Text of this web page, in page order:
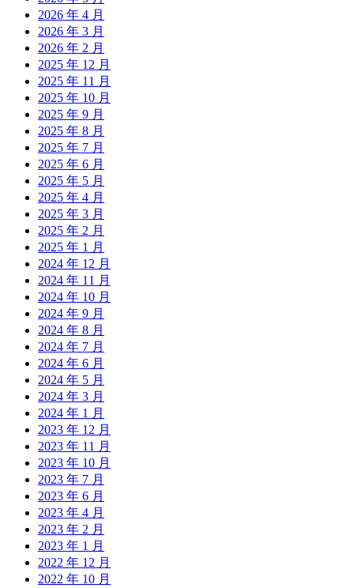
2026 年 4 月
2026 年 3 月
2026 年 2 月
2025 年 12 月
2025 年 11 月
2025 年 10 月
2025 年 9 月
2025 年 8 月
2025 年 7 月
2025 年 6 月
2025 年 5 月
2025 年 4 月
2025 年 3 月
2025 年 2 月
2025 年 1 月
2024 年 12 月
2024 年 11 月
2024 年 10 月
2024 年 9 月
2024 年 8 月
2024 年 7 月
2024 年 6 月
2024 年 5 月
2024 年 3 月
2024 年 1 月
2023 年 12 月
2023 年 11 月
2023 年 10 月
2023 年 7 月
2023 年 6 月
2023 年 4 月
2023 年 2 月
2023 年 1 月
2022 年 12 月
2022 年 10 月